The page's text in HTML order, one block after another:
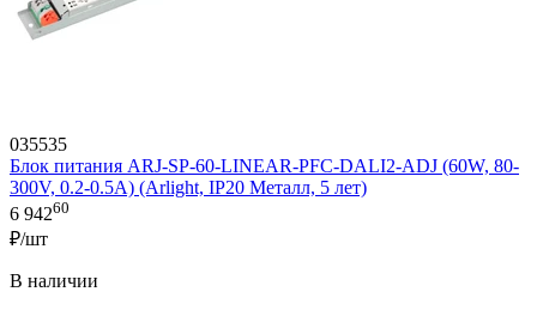
035535
Блок питания ARJ-SP-60-LINEAR-PFC-DALI2-ADJ (60W, 80-
300V, 0.2-0.5A) (Arlight, IP20 Металл, 5 лет)
6 94260
₽/шт
В наличии